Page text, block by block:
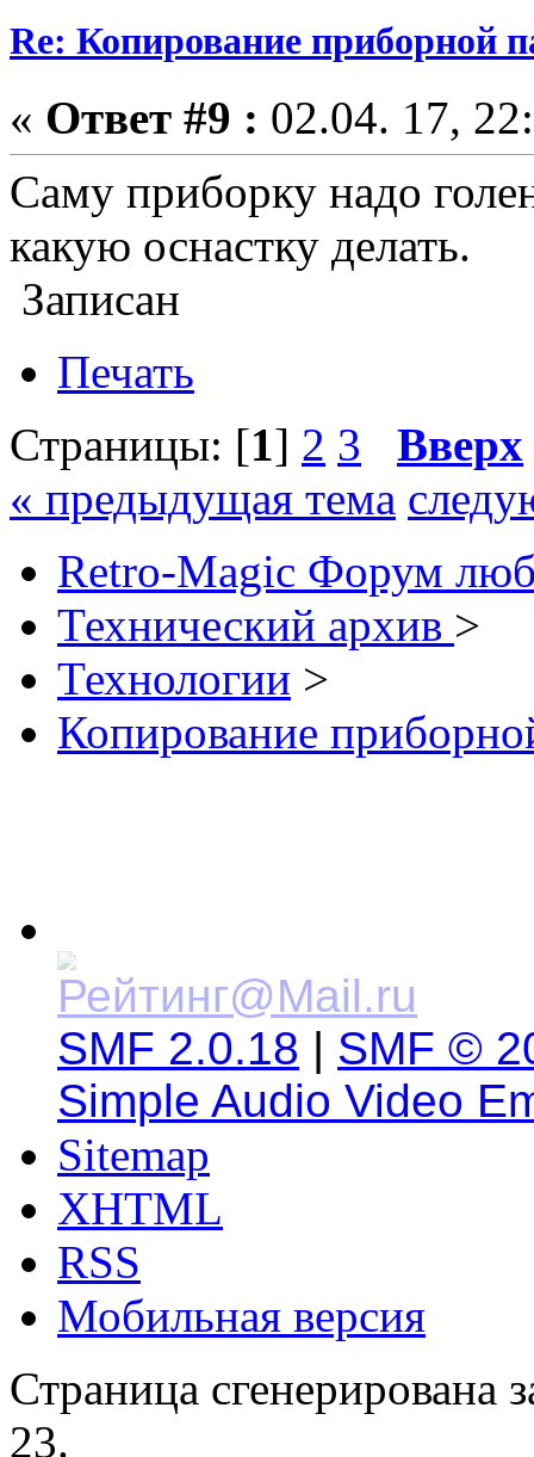
Re: Копирование приборной
« Ответ #9 : 02.04. 17,
Саму приборку надо
какую оснастку делать.
Записан
Печать
Страницы: [1] 2 3
Вверх
« предыдущая тема
Retro-Magic Форум
Технический архив >
Технологии >
Копирование
SMF 2.0.18 | SMF ©
Simple Audio Video
Sitemap
XHTML
RSS
Мобильная версия
Страница сгенерирована
23.